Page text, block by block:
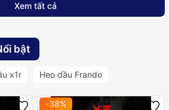
Xem tất cả
bật
x1r Heo dầu Frando
-38%